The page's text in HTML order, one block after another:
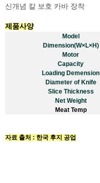
신개념 칼 보호 카바 장착
제품사양
Model
Dimension(W×L×H)
Motor
Capacity
Loading Demension
Diameter of Knife
Slice Thickness
Net Weight
Meat Temp
자료 출처 : 한국 후지 공업